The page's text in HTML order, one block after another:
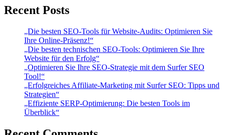
Recent Posts
„Die besten SEO-Tools für Website-Audits: Optimieren Sie
Ihre Online-Präsenz!“
„Die besten technischen SEO-Tools: Optimieren Sie Ihre
Website für den Erfolg“
„Optimieren Sie Ihre SEO-Strategie mit dem Surfer SEO
Tool!“
„Erfolgreiches Affiliate-Marketing mit Surfer SEO: Tipps und
Strategien“
„Effiziente SERP-Optimierung: Die besten Tools im
Überblick“